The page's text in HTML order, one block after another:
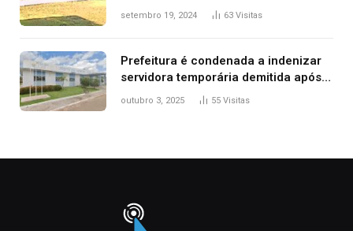
durante confusão no trânsito
setembro 19, 2024 63 Visitas
Prefeitura é condenada a indenizar
servidora temporária demitida após
nascimento da filha
outubro 3, 2025 55 Visitas